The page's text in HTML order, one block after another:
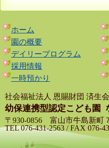
ホーム
園の概要
デイリープログラム
採用情報
一時預かり
社会福祉法人 恩賜財団 済生
幼保連携型認定こども園
〒930-0856 富山市牛島新町
TEL 076-431-2563 / FAX 076-